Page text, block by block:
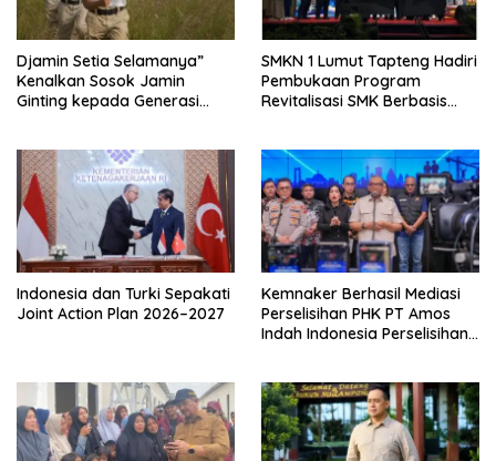
Djamin Setia Selamanya”
Kenalkan Sosok Jamin
Ginting kepada Generasi
SMKN 1 Lumut Tapteng Hadiri
Pembukaan Program
Revitalisasi SMK Berbasis
Indonesia dan Turki Sepakati
Joint Action Plan 2026–2027
Kemnaker Berhasil Mediasi
Perselisihan PHK PT Amos
Indah Indonesia Perselisihan